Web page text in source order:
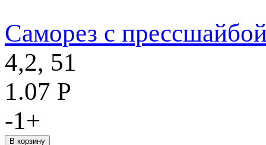
Саморез с
4,2, 51
1.07 Р
-1+